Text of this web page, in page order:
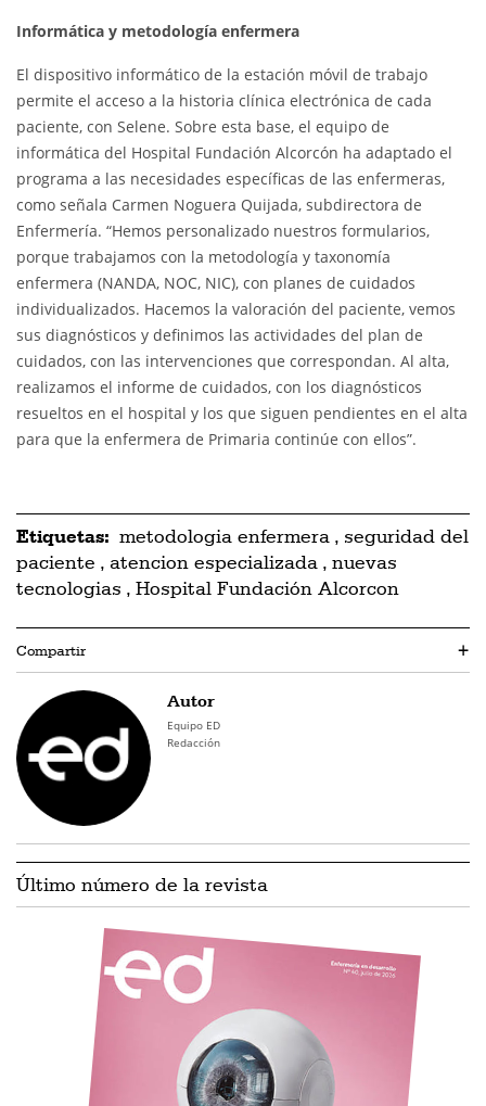
Informática y metodología enfermera
El dispositivo informático de la estación móvil de trabajo
permite el acceso a la historia clínica electrónica de cada
paciente, con Selene. Sobre esta base, el equipo de
informática del Hospital Fundación Alcorcón ha adaptado el
programa a las necesidades específicas de las enfermeras,
como señala Carmen Noguera Quijada, subdirectora de
Enfermería. “Hemos personalizado nuestros formularios,
porque trabajamos con la metodología y taxonomía
enfermera (NANDA, NOC, NIC), con planes de cuidados
individualizados. Hacemos la valoración del paciente, vemos
sus diagnósticos y definimos las actividades del plan de
cuidados, con las intervenciones que correspondan. Al alta,
realizamos el informe de cuidados, con los diagnósticos
resueltos en el hospital y los que siguen pendientes en el alta
para que la enfermera de Primaria continúe con ellos”.
Etiquetas: metodologia enfermera , seguridad del
paciente , atencion especializada , nuevas
tecnologias , Hospital Fundación Alcorcon
Compartir +
Autor
Equipo ED
Redacción
Último número de la revista